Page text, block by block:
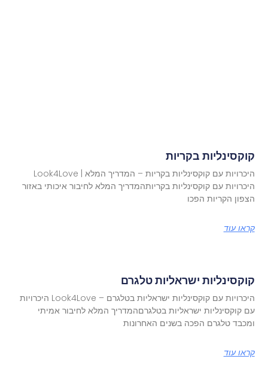
קוקסינליות בקריות
היכרויות עם קוקסינליות בקריות – המדריך המלא | Look4Love
היכרויות עם קוקסינליות בקריותהמדריך המלא לחיבור איכותי באזור
הצפון הקריות הפכו
קראו עוד
קוקסינליות ישראליות טלגרם
היכרויות עם קוקסינליות ישראליות בטלגרם – Look4Love היכרויות
עם קוקסינליות ישראליות בטלגרםהמדריך המלא לחיבור אמיתי
ומכבד טלגרם הפכה בשנים האחרונות
קראו עוד